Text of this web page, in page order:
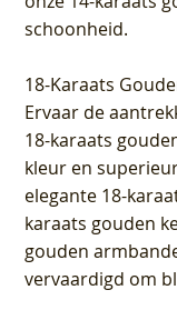
schoonheid.
18-Karaats
Ervaar de
18-karaats
kleur en
elegante 18-
karaats gouden
gouden
vervaardigd om